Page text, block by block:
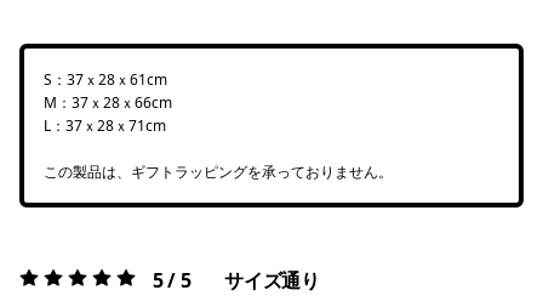
S：37ｘ28ｘ61cm
M：37ｘ28ｘ66cm
L：37ｘ28ｘ71cm
この製品は、ギフトラッピングを承っておりません。
評価:5 / 5 5 / 5 サイズ通り